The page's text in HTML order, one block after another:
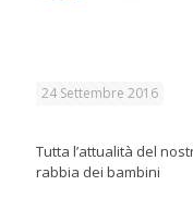
24 Settembre 2016
Tutta l’attualità del
rabbia dei bambini